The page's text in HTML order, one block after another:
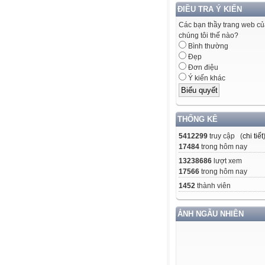
ĐIỀU TRA Ý KIẾN
Các bạn thầy trang web
chúng tôi thế nào?
Bình thường
Đẹp
Đơn điệu
Ý kiến khác
THỐNG KÊ
5412299 truy cập (chi tiết)
17484 trong hôm nay
13238686 lượt xem
17566 trong hôm nay
1452 thành viên
ẢNH NGẪU NHIÊN